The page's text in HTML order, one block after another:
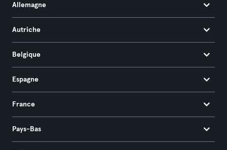
Allemagne
Autriche
Belgique
Espagne
France
Pays-Bas